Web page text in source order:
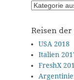
Beiträge
Reisezielen
Reisen
USA 2018
Italien
FreshX